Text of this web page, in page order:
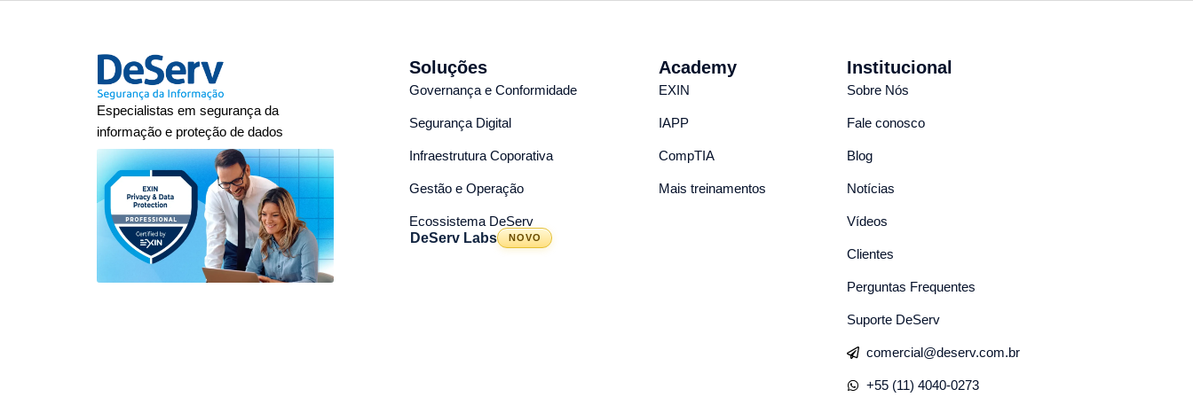
Especialistas em segurança da
informação e proteção de dados
Soluções
Governança e Conformidade
Segurança Digital
Infraestrutura Coporativa
Gestão e Operação
Ecossistema DeServ
DeServ Labs
NOVO
Academy
EXIN
IAPP
CompTIA
Mais treinamentos
Institucional
Sobre Nós
Fale conosco
Blog
Notícias
Vídeos
Clientes
Perguntas Frequentes
Suporte DeServ
comercial@deserv.com.br
+55 (11) 4040-0273